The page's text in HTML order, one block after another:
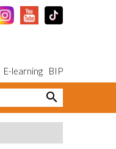
E-learning BIP
search